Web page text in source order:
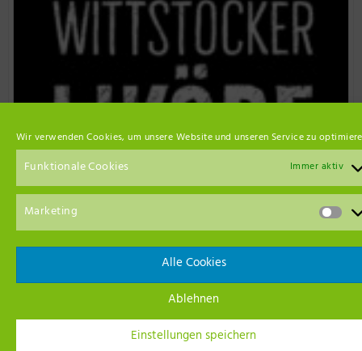
Wir verwenden Cookies, um unsere Website und unseren Service zu
Funktionale Cookies Immer aktiv
Marketing
Alle Cookies
Ablehnen
Einstellungen speichern
Event Empfehlungen